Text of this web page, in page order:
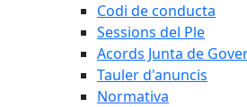
Codi de conducta
Sessions del Ple
Acords Junta de
Tauler d'anuncis
Normativa